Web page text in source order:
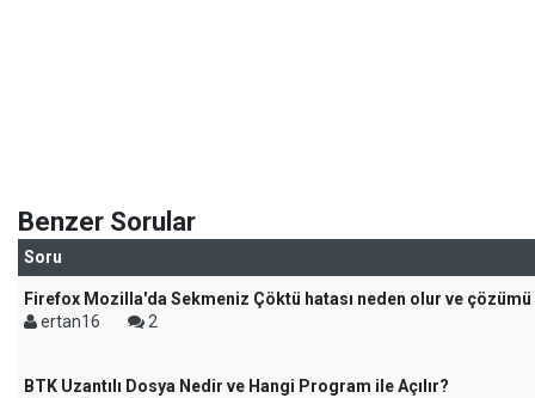
Benzer Sorular
Soru
Firefox Mozilla'da Sekmeniz Çöktü hatası neden olur ve
ertan16
2
BTK Uzantılı Dosya Nedir ve Hangi Program ile Açılır?